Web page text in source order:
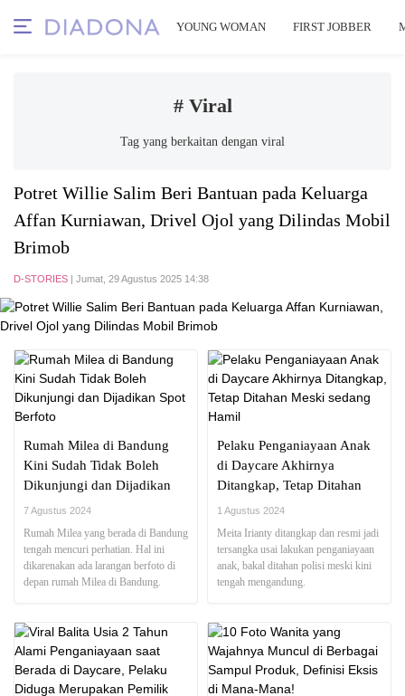
YOUNG WOMAN FIRST JOBBER
# Viral
Tag yang berkaitan dengan viral
Potret Willie Salim Beri Bantuan pada Keluarga
Affan Kurniawan, Drivel Ojol yang Dilindas Mobil
Brimob
D-STORIES | Jumat, 29 Agustus 2025 14:38
Rumah Milea di Bandung
Kini Sudah Tidak Boleh
Dikunjungi dan Dijadikan
Spot Berfoto
7 Agustus 2024
Rumah Milea yang berada di Bandung
tengah mencuri perhatian. Hal ini
dikarenakan ada larangan berfoto di
depan rumah Milea di Bandung.
Pelaku Penganiayaan Anak
di Daycare Akhirnya
Ditangkap, Tetap Ditahan
Meski sedang Hamil
1 Agustus 2024
Meita Irianty ditangkap dan resmi jadi
tersangka usai lakukan penganiayaan
anak, bakal ditahan polisi meski kini
tengah mengandung.